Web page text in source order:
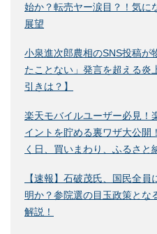
始か？転売ヤー涙目？！気に
展望
小泉進次郎農相のSNS投稿が
たことない」発言を超える炎
引きは？】
楽天モバイルユーザー必見！
イントを貯める裏ワザ大公開
く日、買いまわり、ふるさと
【速報】石破茂氏、国民全員
明か？参院選の目玉政策とな
解説！